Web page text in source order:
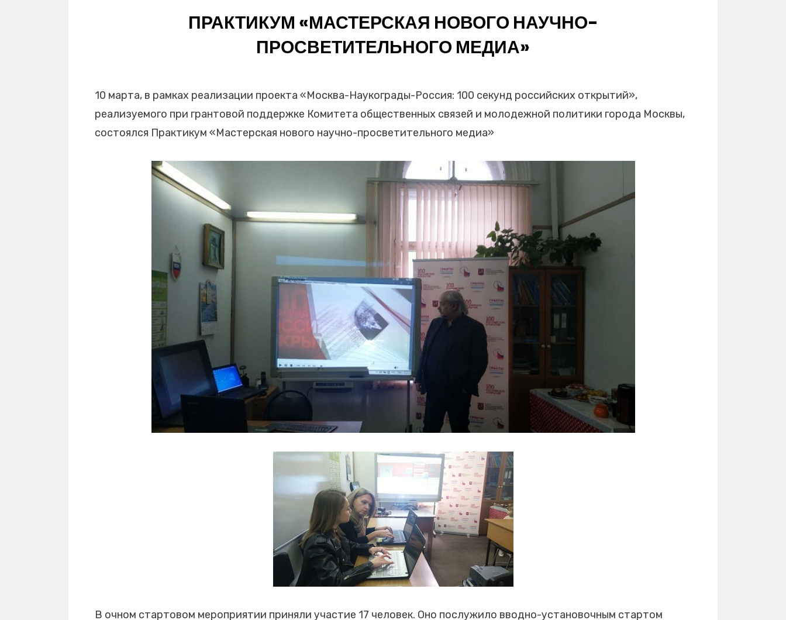
ПРАКТИКУМ «МАСТЕРСКАЯ НОВОГО НАУЧНО-
ПРОСВЕТИТЕЛЬНОГО МЕДИА»
10 марта, в рамках реализации проекта «Москва-Наукограды-Россия: 100 секунд российских открытий»,
реализуемого при грантовой поддержке Комитета общественных связей и молодежной политики города Москвы,
состоялся Практикум «Мастерская нового научно-просветительного медиа»
В очном стартовом мероприятии приняли участие 17 человек. Оно послужило вводно-установочным стартом